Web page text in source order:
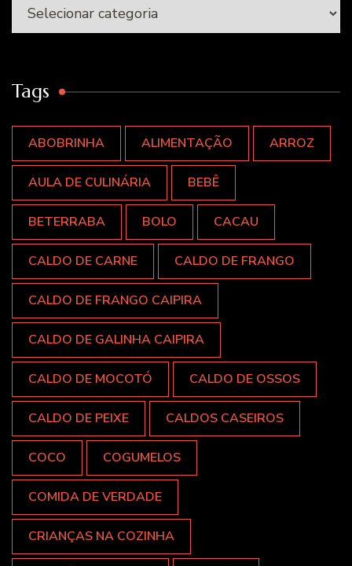
Categorias
Tags
ABOBRINHA ALIMENTAÇÃO ARROZ
AULA DE CULINÁRIA BEBÊ
BETERRABA BOLO CACAU
CALDO DE CARNE CALDO DE FRANGO
CALDO DE FRANGO CAIPIRA
CALDO DE GALINHA CAIPIRA
CALDO DE MOCOTÓ CALDO DE OSSOS
CALDO DE PEIXE CALDOS CASEIROS
COCO COGUMELOS
COMIDA DE VERDADE
CRIANÇAS NA COZINHA